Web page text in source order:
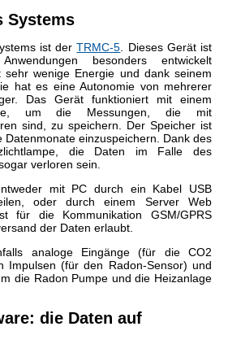
Systems
ist derTRMC-5 . Dieses Gerät ist
besonders entwickelt
sehr wenige Energie und dank seinem
hat es eine Autonomie von mehrerer
Das Gerät funktioniert mit einem
um die Messungen, die mit
sind, zu speichern. Der Speicher ist
einzuspeichern. Dank des
die Daten im Falle des
verloren sein.
mit PC durch ein Kabel USB
oder durch einem Server Web
für die Kommunikation GSM/GPRS
der Daten erlaubt.
analoge Eingänge (für die CO2
Impulsen (für den Radon-Sensor) und
die Radon Pumpe und die Heizanlage
die Daten auf